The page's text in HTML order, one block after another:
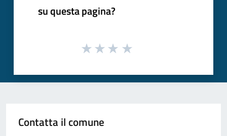
su questa pagina?
Contatta il comune